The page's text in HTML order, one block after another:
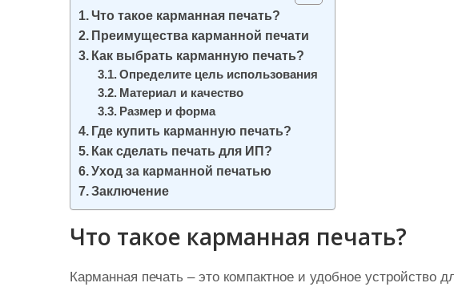
Что такое карманная печать?
Преимущества карманной печати
Как выбрать карманную печать?
Определите цель использования
Материал и качество
Размер и форма
Где купить карманную печать?
Как сделать печать для ИП?
Уход за карманной печатью
Заключение
Что такое карманная печать?
Карманная печать – это компактное и удобное устройство